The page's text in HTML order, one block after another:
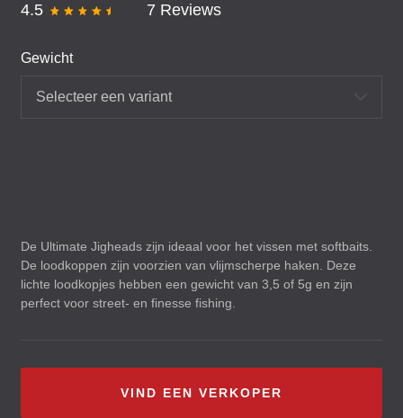
4.5 7 Reviews
Gewicht
Selecteer een variant
De Ultimate Jigheads zijn ideaal voor het vissen met softbaits.
De loodkoppen zijn voorzien van vlijmscherpe haken. Deze
lichte loodkopjes hebben een gewicht van 3,5 of 5g en zijn
perfect voor street- en finesse fishing.
VIND EEN VERKOPER